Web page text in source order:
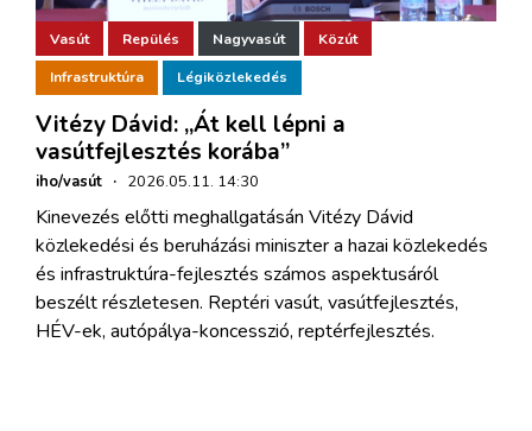
Vasút Repülés Nagyvasút Közút
Infrastruktúra Légiközlekedés
Vitézy Dávid: „Át kell lépni a
vasútfejlesztés korába”
iho/vasút · 2026.05.11. 14:30
Kinevezés előtti meghallgatásán Vitézy Dávid
közlekedési és beruházási miniszter a hazai közlekedés
és infrastruktúra-fejlesztés számos aspektusáról
beszélt részletesen. Reptéri vasút, vasútfejlesztés,
HÉV-ek, autópálya-koncesszió, reptérfejlesztés.